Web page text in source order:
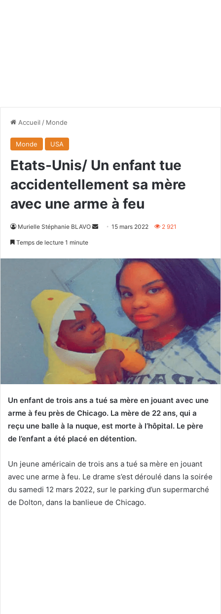
Accueil / Monde
Monde USA
Etats-Unis/ Un enfant tue
accidentellement sa mère
avec une arme à feu
Murielle Stéphanie BLAVO
Envoyer15 mars 2022 2 921
Temps de lecture 1 minute
Un enfant de trois ans a tué sa mère en jouant avec une
arme à feu près de Chicago. La mère de 22 ans, qui a
reçu une balle à la nuque, est morte à l’hôpital. Le père
de l’enfant a été placé en détention.
Un jeune américain de trois ans a tué sa mère en jouant
avec une arme à feu. Le drame s’est déroulé dans la soirée
du samedi 12 mars 2022, sur le parking d’un supermarché
de Dolton, dans la banlieue de Chicago.